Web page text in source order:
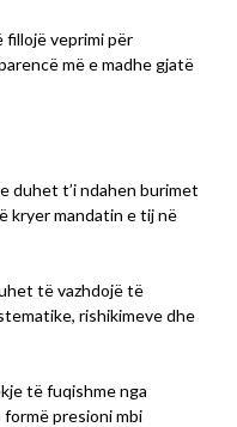
veprimi për
më e madhe gjatë
duhet t’i ndahen burimet
kryer mandatin e tij në
të vazhdojë të
rishikimeve dhe
të fuqishme nga
presioni mbi